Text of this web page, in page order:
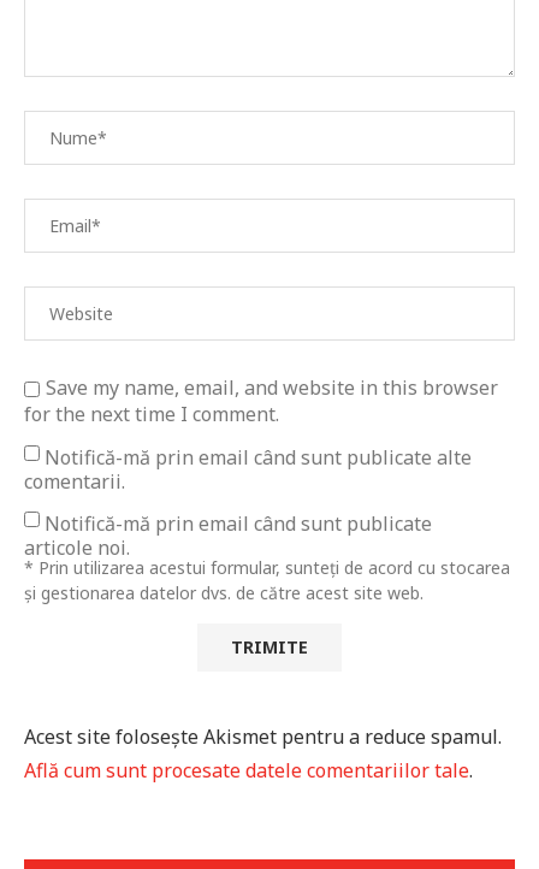
Save my name, email, and website in this browser
for the next time I comment.
Notifică-mă prin email când sunt publicate alte
comentarii.
Notifică-mă prin email când sunt publicate
articole noi.
* Prin utilizarea acestui formular, sunteți de acord cu stocarea
și gestionarea datelor dvs. de către acest site web.
Acest site folosește Akismet pentru a reduce spamul.
Află cum sunt procesate datele comentariilor tale.